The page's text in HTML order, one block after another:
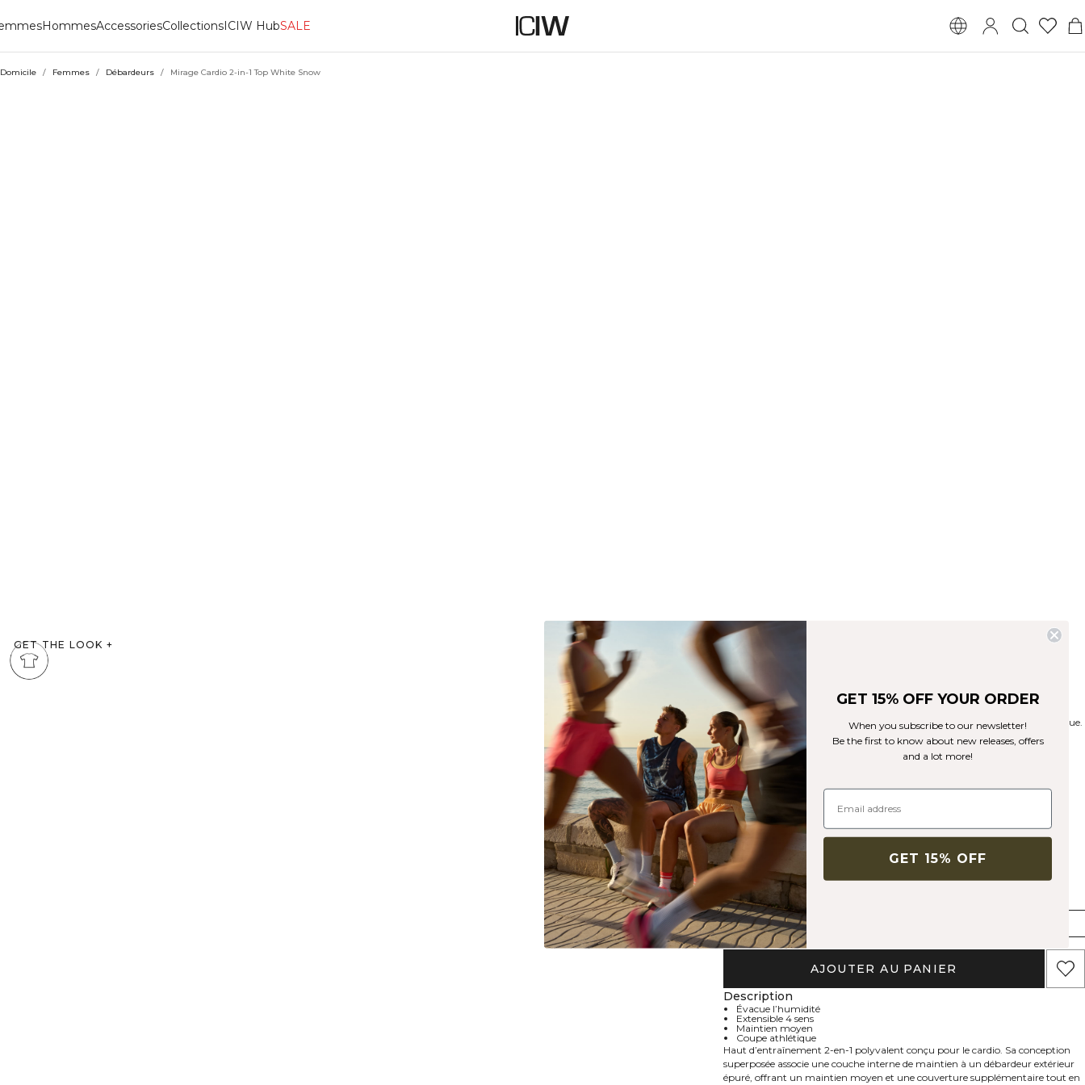
HommesAccessoriesCollectionsICIW HubSALE
Domicile / Femmes / Débardeurs / Mirage Cardio 2-in-1 Top White Snow
GET THE LOOK +
Mirage Cardio 2-In-1 Top White Snow
Mirage Collection
39€49€(-20%)
Top cardio 2-en-1 avec maintien moyen et extensible 4 sens. Coupe athlétique.
Couleur: White snow
XS
AJOUTER AU PANIER
Description
Évacue l’humidité
Extensible 4 sens
Maintien moyen
Coupe athlétique
Haut d’entraînement 2‑en‑1 polyvalent conçu pour le cardio. Sa conception
superposée associe une couche interne de maintien à un débardeur extérieur
épuré, offrant un maintien moyen et une couverture supplémentaire tout en
GET 15% OFF YOUR ORDER
When you subscribe to our newsletter!
Be the first to know about new releases, offers
and a lot more!
GET 15% OFF